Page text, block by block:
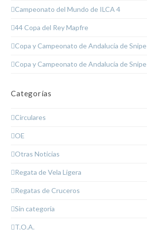
Campeonato del Mundo de ILCA 4
44 Copa del Rey Mapfre
Copa y Campeonato de Andalucía de Snipe
Copa y Campeonato de Andalucía de Snipe
Categorías
Circulares
OE
Otras Noticias
Regata de Vela Ligera
Regatas de Cruceros
Sin categoría
T.O.A.